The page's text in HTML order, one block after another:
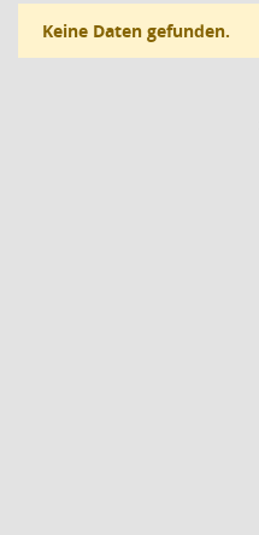
Keine Daten gefunden.